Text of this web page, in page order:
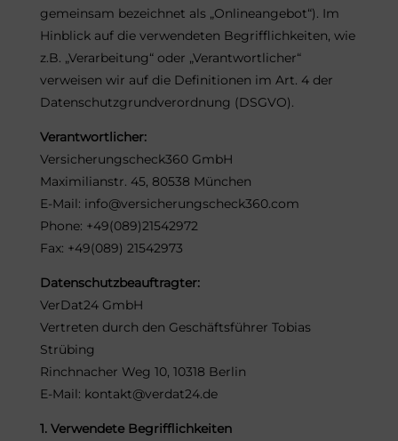
gemeinsam bezeichnet als „Onlineangebot“). Im
Hinblick auf die verwendeten Begrifflichkeiten, wie
z.B. „Verarbeitung“ oder „Verantwortlicher“
verweisen wir auf die Definitionen im Art. 4 der
Datenschutzgrundverordnung (DSGVO).
Verantwortlicher:
Versicherungscheck360 GmbH
Maximilianstr. 45, 80538 München
E-Mail: info@versicherungscheck360.com
Phone: +49(089)21542972
Fax: +49(089) 21542973
Datenschutzbeauftragter:
VerDat24 GmbH
Vertreten durch den Geschäftsführer Tobias
Strübing
Rinchnacher Weg 10, 10318 Berlin
E-Mail: kontakt@verdat24.de
1. Verwendete Begrifflichkeiten